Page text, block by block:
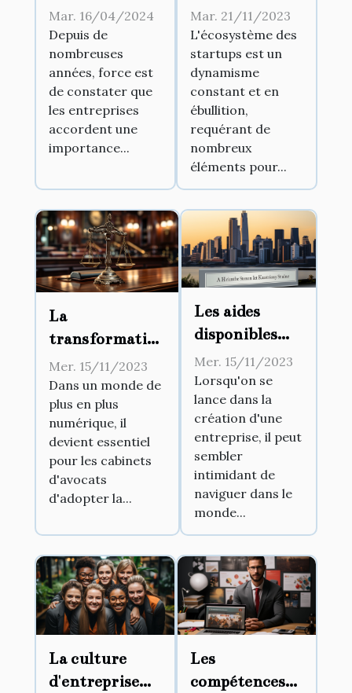
l’archivage des
documents ?
Mar. 16/04/2024
Depuis de
nombreuses
années, force est
de constater que
les entreprises
accordent une
importance...
pépinières
d'entreprises
dans le
développement
des startups
Mar. 21/11/2023
L'écosystème des
startups est un
dynamisme
constant et en
ébullition,
requérant de
nombreux
éléments pour...
La
transformation
numérique
dans les
cabinets
d’avocats
Mer. 15/11/2023
Dans un monde de
plus en plus
numérique, il
devient essentiel
pour les cabinets
d'avocats
d'adopter la...
Les aides
disponibles
pour la
création
d'entreprise
Mer. 15/11/2023
Lorsqu'on se
lance dans la
création d'une
entreprise, il peut
sembler
intimidant de
naviguer dans le
monde...
La culture
d'entreprise
Les
compétences